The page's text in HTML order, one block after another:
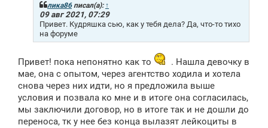
лика86писал(а): ↑
09 авг 2021, 07:29
Привет. Кудряшка сью, как у тебя дела? Да, что-то тихо
на форуме
Привет! пока непонятно как то
. Нашла девочку в
мае, она с опытом, через агентство ходила и хотела
снова через них идти, но я предложила выше
условия и позвала ко мне и в итоге она согласилась,
мы заключили договор, но в итоге так и не дошли до
переноса, тк у нее без конца вылазят лейкоциты в